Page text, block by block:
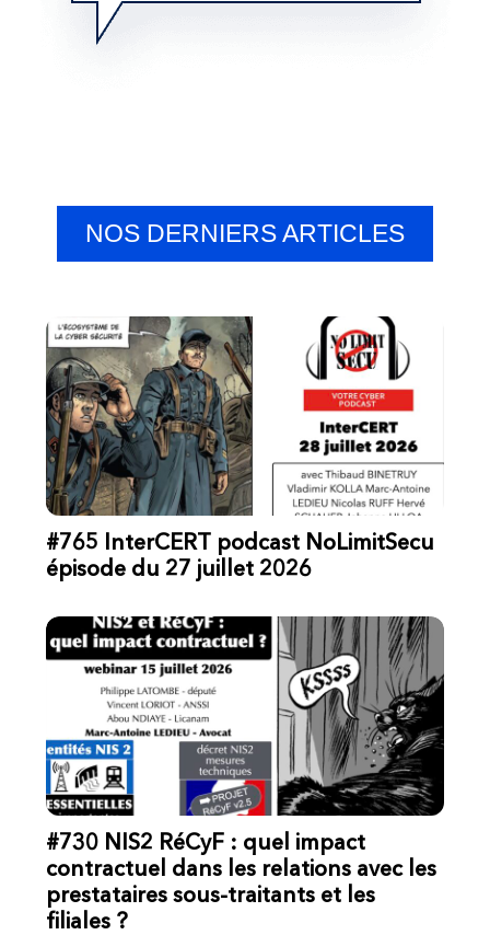
NOS DERNIERS ARTICLES
#765 InterCERT podcast NoLimitSecu
épisode du 27 juillet 2026
#730 NIS2 RéCyF : quel impact
contractuel dans les relations avec les
prestataires sous-traitants et les
filiales ?